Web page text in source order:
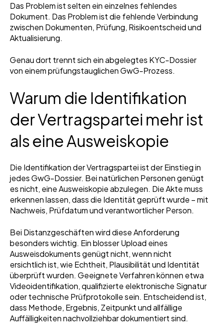
Das Problem ist selten ein einzelnes fehlendes
Dokument. Das Problem ist die fehlende Verbindung
zwischen Dokumenten, Prüfung, Risikoentscheid und
Aktualisierung.
Genau dort trennt sich ein abgelegtes KYC-Dossier
von einem prüfungstauglichen GwG-Prozess.
Warum die Identifikation
der Vertragspartei mehr ist
als eine Ausweiskopie
Die Identifikation der Vertragspartei ist der Einstieg in
jedes GwG-Dossier. Bei natürlichen Personen genügt
es nicht, eine Ausweiskopie abzulegen. Die Akte muss
erkennen lassen, dass die Identität geprüft wurde – mit
Nachweis, Prüfdatum und verantwortlicher Person.
Bei Distanzgeschäften wird diese Anforderung
besonders wichtig. Ein blosser Upload eines
Ausweisdokuments genügt nicht, wenn nicht
ersichtlich ist, wie Echtheit, Plausibilität und Identität
überprüft wurden. Geeignete Verfahren können etwa
Videoidentifikation, qualifizierte elektronische Signatur
oder technische Prüfprotokolle sein. Entscheidend ist,
dass Methode, Ergebnis, Zeitpunkt und allfällige
Auffälligkeiten nachvollziehbar dokumentiert sind.